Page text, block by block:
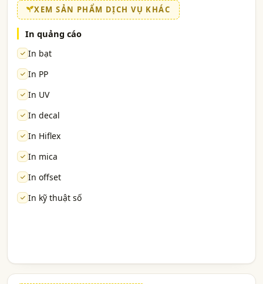
XEM SẢN PHẨM DỊCH VỤ KHÁC
In quảng cáo
In bạt
In PP
In UV
In decal
In Hiflex
In mica
In offset
In kỹ thuật số